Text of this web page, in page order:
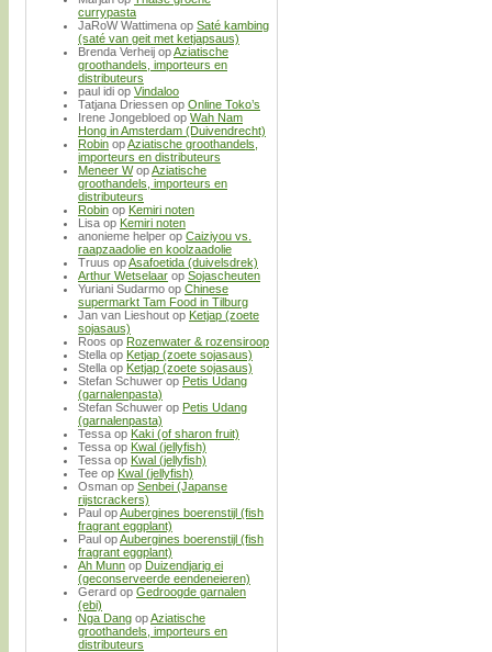
currypasta
JaRoW Wattimena op Saté kambing
(saté van geit met ketjapsaus)
Brenda Verheij opAziatische
groothandels, importeurs en
distributeurs
paul idi op Vindaloo
Tatjana Driessen op Online Toko’s
Irene Jongebloed op Wah Nam
Hong in Amsterdam (Duivendrecht)
Robin opAziatische groothandels,
importeurs en distributeurs
Meneer WopAziatische
groothandels, importeurs en
distributeurs
Robin op Kemiri noten
Lisa op Kemiri noten
anonieme helper op Caiziyou vs.
raapzaadolie en koolzaadolie
Truus opAsafoetida (duivelsdrek)
Arthur Wetselaar op Sojascheuten
Yuriani Sudarmo op Chinese
supermarkt Tam Food in Tilburg
Jan van Lieshout op Ketjap (zoete
sojasaus)
Roos op Rozenwater & rozensiroop
Stella op Ketjap (zoete sojasaus)
Stella op Ketjap (zoete sojasaus)
Stefan Schuwer op Petis Udang
(garnalenpasta)
Stefan Schuwer op Petis Udang
(garnalenpasta)
Tessa op Kaki (of sharon fruit)
Tessa op Kwal (jellyfish)
Tessa op Kwal (jellyfish)
Tee op Kwal (jellyfish)
Osman op Senbei (Japanse
rijstcrackers)
Paul opAubergines boerenstijl (fish
fragrant eggplant)
Paul opAubergines boerenstijl (fish
fragrant eggplant)
Ah Munn op Duizendjarig ei
(geconserveerde eendeneieren)
Gerard op Gedroogde garnalen
(ebi)
Nga Dang opAziatische
groothandels, importeurs en
distributeurs